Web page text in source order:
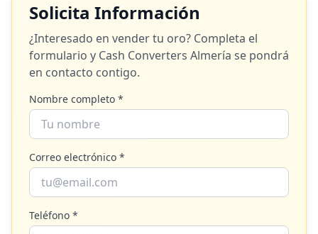
Solicita Información
¿Interesado en vender tu oro? Completa el
formulario y Cash Converters Almería se pondrá
en contacto contigo.
Nombre completo *
Correo electrónico *
Teléfono *